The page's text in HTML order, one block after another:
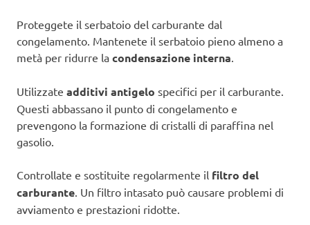
Proteggete il serbatoio del carburante dal
congelamento. Mantenete il serbatoio pieno almeno a
metà per ridurre la condensazione interna
Utilizzate additivi antigelo specifici per il carburante.
Questi abbassano il punto di congelamento e
prevengono la formazione di cristalli di paraffina nel
gasolio.
Controllate e sostituite regolarmente il filtro del
carburante . Un filtro intasato può causare problemi di
avviamento e prestazioni ridotte.